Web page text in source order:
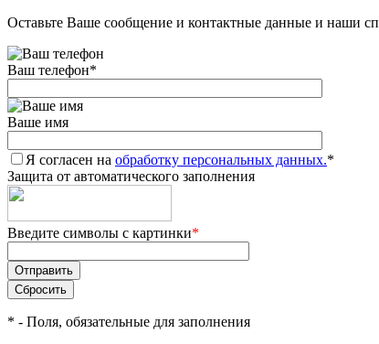
Оставьте Ваше сообщение и контактные данные и наши
Ваш телефон*
Ваше имя
Я согласен на обработку персональных данных.*
Защита от автоматического заполнения
Введите символы с картинки*
* - Поля, обязательные для заполнения